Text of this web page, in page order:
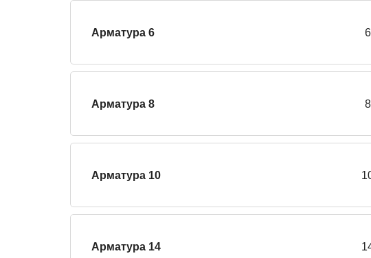
Арматура 6
Арматура 8
Арматура 10
Арматура 14